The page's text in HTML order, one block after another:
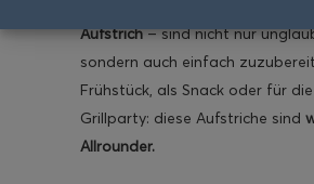
Aufstrich– sind nicht nur
sondern auch einfach
Frühstück, als Snack oder für
Grillparty: diese Aufstriche sind
Allrounder.